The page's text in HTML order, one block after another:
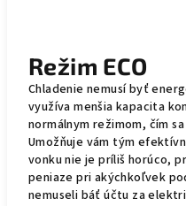
Režim ECO
Chladenie nemusí byť
využíva menšia kapacita
normálnym režimom, čím
Umožňuje vám tým
vonku nie je príliš horúco,
peniaze pri akýchkoľvek
nemuseli báť účtu za